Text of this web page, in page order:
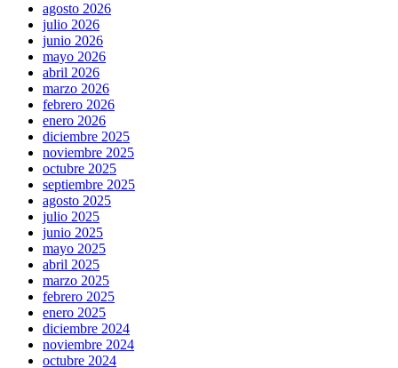
agosto 2026
julio 2026
junio 2026
mayo 2026
abril 2026
marzo 2026
febrero 2026
enero 2026
diciembre 2025
noviembre 2025
octubre 2025
septiembre 2025
agosto 2025
julio 2025
junio 2025
mayo 2025
abril 2025
marzo 2025
febrero 2025
enero 2025
diciembre 2024
noviembre 2024
octubre 2024